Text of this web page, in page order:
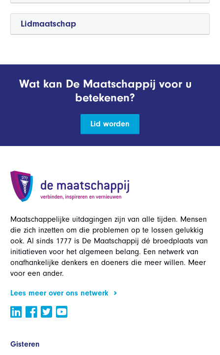
Lidmaatschap
Wat kan De Maatschappij voor u
betekenen?
Lid worden
Maatschappelijke uitdagingen zijn van alle tijden. Mensen
die zich inzetten om die problemen op te lossen gelukkig
ook. Al sinds 1777 is De Maatschappij dé broedplaats van
initiatieven voor het algemeen belang. Een netwerk van
onafhankelijke denkers en doeners die meer willen. Meer
voor een ander.
Lees meer over ons netwerk
Gisteren